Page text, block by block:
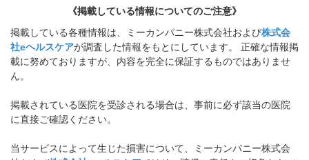
《掲載している情報についてのご注意》
掲載している各種情報は、ミーカンパニー株式会社および株式会
社eヘルスケアが調査した情報をもとにしています。 正確な情報掲
載に努めておりますが、内容を完全に保証するものではありませ
ん。
掲載されている医院を受診される場合は、事前に必ず該当の医院
に直接ご確認ください。
当サービスによって生じた損害について、ミーカンパニー株式会